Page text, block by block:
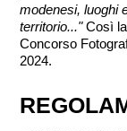
modenesi, luoghi
territorio..."Così
Concorso
2024.